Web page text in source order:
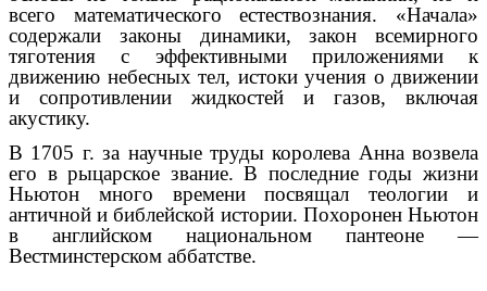
всего математического естествознания. «Начала»
содержали законы динамики, закон всемирного
тяготения с эффективными приложениями к
движению небесных тел, истоки учения о движении
и сопротивлении жидкостей и газов, включая
акустику.
В 1705 г. за научные труды королева Анна возвела
его в рыцарское звание. В последние годы жизни
Ньютон много времени посвящал теологии и
античной и библейской истории. Похоронен Ньютон
в английском национальном пантеоне —
Вестминстерском аббатстве.